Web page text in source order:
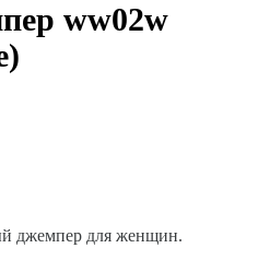
ww02w
джемпер для женщин.